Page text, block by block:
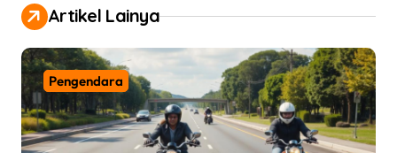
t
n
a
v
i
Artikel Lainya
Pengendara